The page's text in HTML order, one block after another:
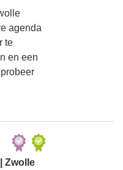
agenda
te
en een
Zwolle